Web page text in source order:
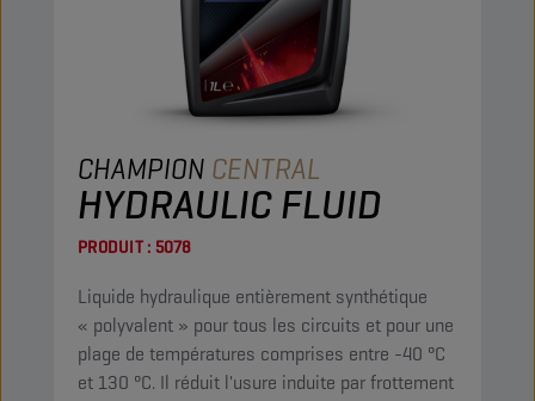
CHAMPION CENTRAL
HYDRAULIC FLUID
PRODUIT : 5078
Liquide hydraulique entièrement synthétique
« polyvalent » pour tous les circuits et pour une
plage de températures comprises entre -40 °C
et 130 °C. Il réduit l'usure induite par frottement